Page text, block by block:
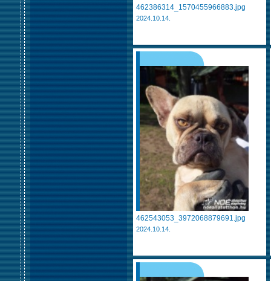
462386314_1570455966883.jpg
2024.10.14.
462543053_3972068879691.jpg
2024.10.14.